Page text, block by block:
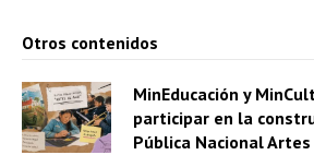
Otros contenidos
MinEducación y
participar en la
Pública Nacional